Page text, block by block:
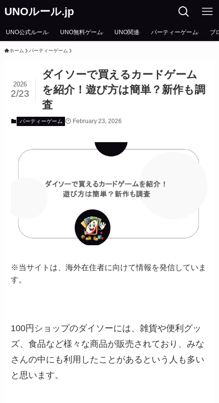
UNOルール.jp
UNO公式ルール UNO無料ゲーム UNO関連 パーティーゲーム ブ
ホーム パーティーゲーム
ダイソーで買えるカードゲーム
を紹介！遊び方は簡単？新作も調
査
2026
2/23
パーティーゲーム February 23, 2026
※当サイトは、海外在住者に向けて情報を発信していま
す。
100円ショップのダイソーには、雑貨や便利グッ
ズ、食品など様々な商品が販売されており、みな
さんの中にも利用したことがあるという人も多い
と思います。